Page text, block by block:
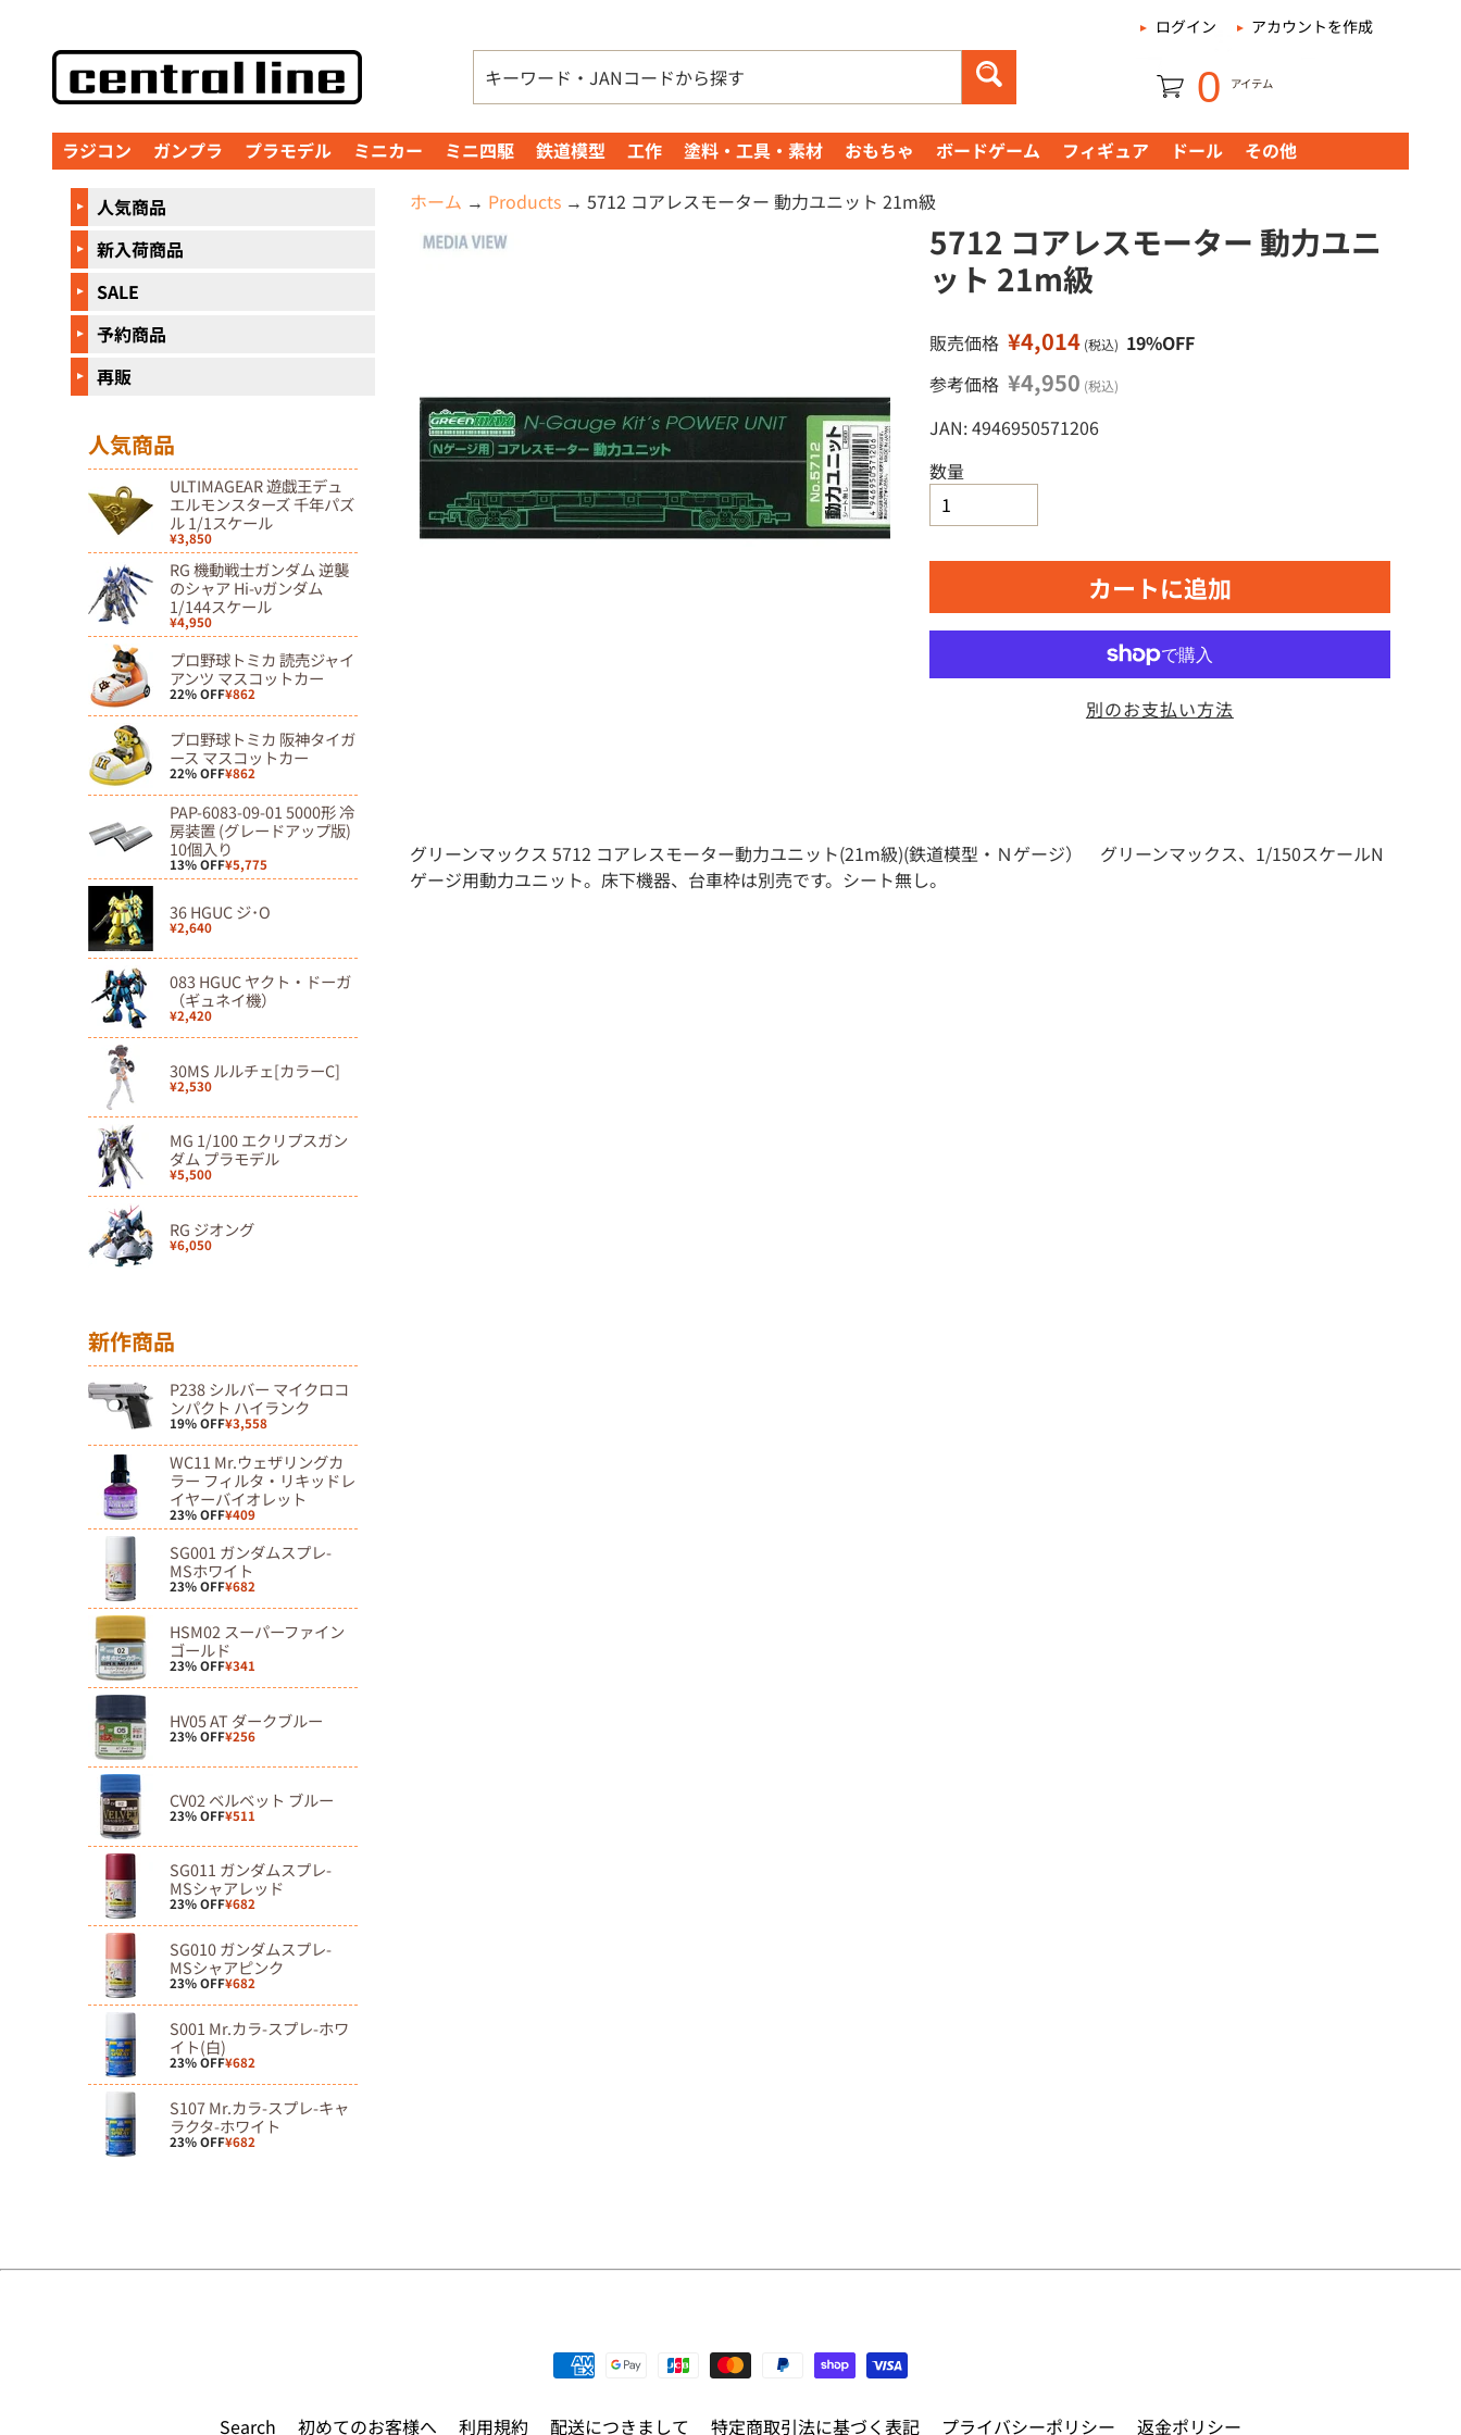
ン
テ
イ
ド
ログイン | アカウントを作成
0 アイテム
ラジコン ガンプラ プラモデル ミニカー ミニ四駆 鉄道模型 工作 塗料・工具・素材 おもちゃ ボードゲーム フィギュア ドール その他
人気商品
新入荷商品
SALE
予約商品
再販
人気商品
ULTIMAGEAR 遊戯王デュ
エルモンスターズ 千年パズ
ル 1/1スケール
¥3,850
RG 機動戦士ガンダム 逆襲
のシャア Hi-νガンダム
1/144スケール
¥4,950
プロ野球トミカ 読売ジャイ
アンツ マスコットカー
22% OFF¥862
プロ野球トミカ 阪神タイガ
ース マスコットカー
22% OFF¥862
PAP-6083-09-01 5000形 冷
房装置 (グレードアップ版)
10個入り
13% OFF¥5,775
36 HGUC ジ･O
¥2,640
083 HGUC ヤクト・ドーガ
（ギュネイ機）
¥2,420
30MS ルルチェ[カラーC]
¥2,530
MG 1/100 エクリプスガン
ダム プラモデル
¥5,500
RG ジオング
¥6,050
新作商品
P238 シルバー マイクロコ
ンパクト ハイランク
19% OFF¥3,558
WC11 Mr.ウェザリングカ
ラー フィルタ・リキッドレ
イヤーバイオレット
23% OFF¥409
SG001 ガンダムスプレ-
MSホワイト
23% OFF¥682
HSM02 スーパーファイン
ゴールド
23% OFF¥341
HV05 AT ダークブルー
23% OFF¥256
CV02 ベルベット ブルー
23% OFF¥511
SG011 ガンダムスプレ-
MSシャアレッド
23% OFF¥682
SG010 ガンダムスプレ-
MSシャアピンク
23% OFF¥682
S001 Mr.カラ-スプレ-ホワ
イト(白)
23% OFF¥682
S107 Mr.カラ-スプレ-キャ
ラクタ-ホワイト
23% OFF¥682
ホーム → Products → 5712 コアレスモーター 動力ユニット 21m級
商
に
直
接
移
動
5712 コアレスモーター 動力ユニ
ット 21m級
販売価格 ¥4,014(税込) 19%OFF
参考価格 ¥4,950 (税込)
JAN: 4946950571206
数量
カートに追加
別のお支払い方法
グリーンマックス 5712 コアレスモーター動力ユニット(21m級)(鉄道模型・Ｎゲージ） グリーンマックス、1/150スケールN
ゲージ用動力ユニット。床下機器、台車枠は別売です。シート無し。
Search 初めてのお客様へ 利用規約 配送につきまして 特定商取引法に基づく表記 プライバシーポリシー 返金ポリシー